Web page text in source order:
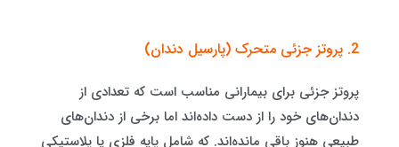
2. پروتز جزئی متحرک (پارسیل دندان)
پروتز جزئی برای بیمارانی مناسب است که تعدادی از
دندان‌های خود را از دست داده‌اند اما برخی از دندان‌های
طبیعی هنوز باقی مانده‌اند. که شامل پایه فلزی یا پلاستیکی